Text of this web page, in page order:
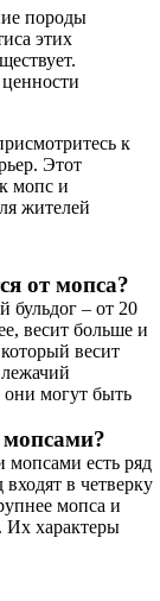
породы
этих
к
Этот
мопс и
жителей
от мопса?
бульдог – от 20
весит больше и
весит
они могут быть
мопсами есть ряд
в четверку
мопса и
Их характеры